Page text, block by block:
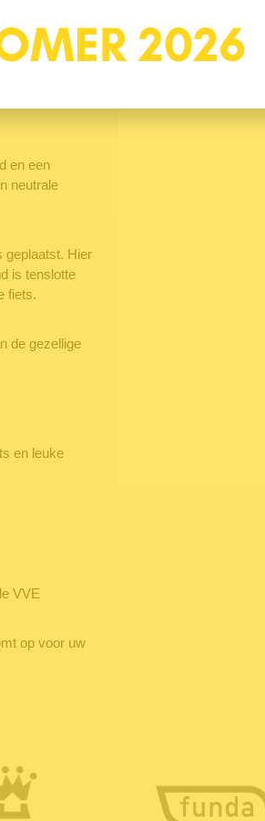
fijne raam
ideaal voor
aan de
en een
neutrale
geplaatst. Hier
is tenslotte
fiets.
de gezellige
en leuke
VVE
op voor uw